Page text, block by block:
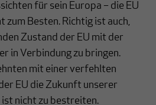
für sein Europa – die EU
zum Besten. Richtig ist auch,
Zustand der EU mit der
in Verbindung zu bringen.
mit einer verfehlten
EU die Zukunft unserer
nicht zu bestreiten.